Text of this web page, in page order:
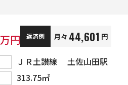
万円 返済例 月々 44,601 円
ＪＲ土讃線 土佐山田駅
313.75㎡